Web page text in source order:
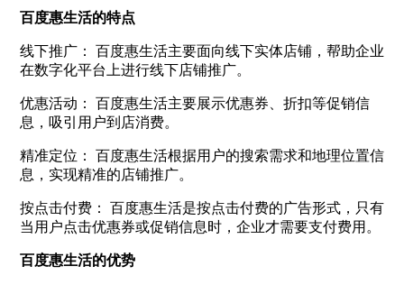
百度惠生活的特点
线下推广： 百度惠生活主要面向线下实体店铺，帮助企业
在数字化平台上进行线下店铺推广。
优惠活动： 百度惠生活主要展示优惠券、折扣等促销信
息，吸引用户到店消费。
精准定位： 百度惠生活根据用户的搜索需求和地理位置信
息，实现精准的店铺推广。
按点击付费： 百度惠生活是按点击付费的广告形式，只有
当用户点击优惠券或促销信息时，企业才需要支付费用。
百度惠生活的优势